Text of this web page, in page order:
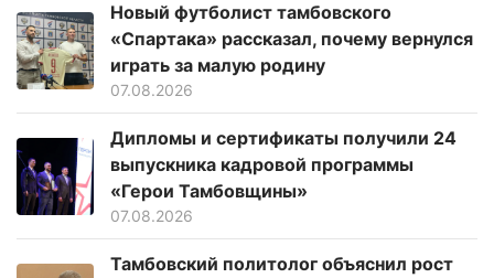
Новый футболист тамбовского
«Спартака» рассказал, почему вернулся
играть за малую родину
07.08.2026
Дипломы и сертификаты получили 24
выпускника кадровой программы
«Герои Тамбовщины»
07.08.2026
Тамбовский политолог объяснил рост